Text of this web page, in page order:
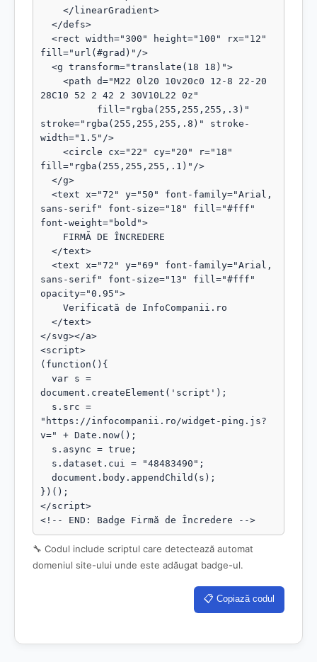
fill="url(#grad)"/>
28C10 52 2 42 2 30V10L22 0z"
stroke="rgba(255,255,255,.8)" stroke-
width="1.5"/>
fill="rgba(255,255,255,.1)"/>
sans-serif" font-size="18" fill="#fff"
font-weight="bold">
sans-serif" font-size="13" fill="#fff"
opacity="0.95">
</svg></a>
<script>
(function(){
document.createElement('script');
"https://infocompanii.ro/widget-ping.js?
v=" + Date.now();
})();
</script>
<!-- END: Badge Firmă de Încredere -->
🔧 Codul include scriptul care detectează automat
domeniul site-ului unde este adăugat badge-ul.
📋 Copiază codul